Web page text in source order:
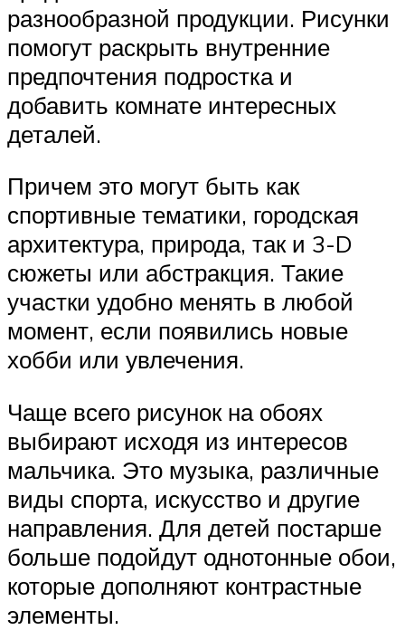
разнообразной продукции. Рисунки
помогут раскрыть внутренние
предпочтения подростка и
добавить комнате интересных
деталей.
Причем это могут быть как
спортивные тематики, городская
архитектура, природа, так и 3-D
сюжеты или абстракция. Такие
участки удобно менять в любой
момент, если появились новые
хобби или увлечения.
Чаще всего рисунок на обоях
выбирают исходя из интересов
мальчика. Это музыка, различные
виды спорта, искусство и другие
направления. Для детей постарше
больше подойдут однотонные обои,
которые дополняют контрастные
элементы.